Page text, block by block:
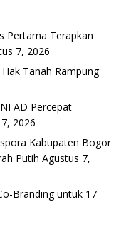
Pertama Terapkan
7, 2026
Tanah Rampung
AD Percepat
2026
Kabupaten Bogor
Putih Agustus 7,
Branding untuk 17